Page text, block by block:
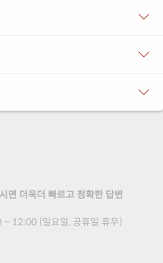
면 더욱더 빠르고 정확한 답변
12:00 (일요일, 공휴일 휴무)